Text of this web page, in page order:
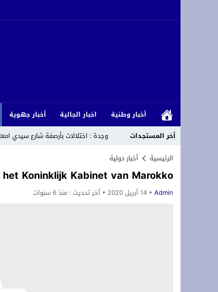
أخبار وطنية اخبار الجالية أخبار جهوية
أخر المستجدات
وجدة : اختلالات بأرصفة شارع سيدي
لقاء دولي حول قضايا الشباب والطلبة
تحت الرعاية السامية لجلالة الملك: الرباط تستقبل الدورة 14 لمهرجان “صيف
الرئيسية أخبار دولية
Koninklijk Kabinet van Marokko
Admin 14 أبريل 2020 آخر تحديث : منذ 6 سنوات